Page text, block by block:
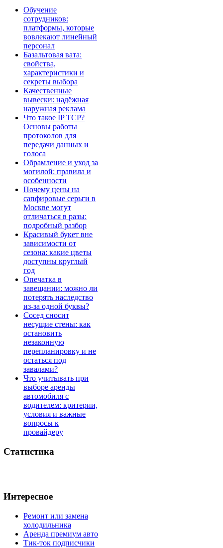
Обучение
сотрудников:
платформы, которые
вовлекают линейный
персонал
Базальтовая вата:
свойства,
характеристики и
секреты выбора
Качественные
вывески: надёжная
наружная реклама
Что такое IP TCP?
Основы работы
протоколов для
передачи данных и
голоса
Обрамление и уход за
могилой: правила и
особенности
Почему цены на
сапфировые серьги в
Москве могут
отличаться в разы:
подробный разбор
Красивый букет вне
зависимости от
сезона: какие цветы
доступны круглый
год
Опечатка в
завещании: можно ли
потерять наследство
из-за одной буквы?
Сосед сносит
несущие стены: как
остановить
незаконную
перепланировку и не
остаться под
завалами?
Что учитывать при
выборе аренды
автомобиля с
водителем: критерии,
условия и важные
вопросы к
провайдеру
Статистика
Интересное
Ремонт или замена
холодильника
Аренда премиум авто
Тик-ток подписчики